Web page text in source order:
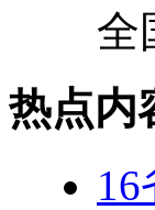
全
热点内